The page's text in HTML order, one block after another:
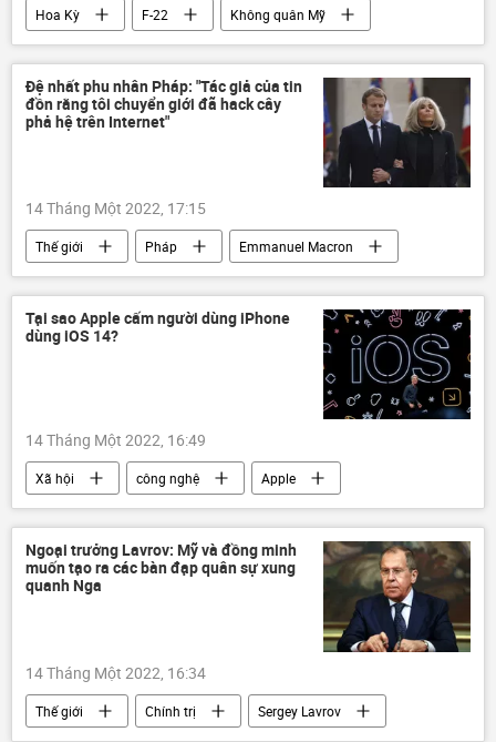
Hoa Kỳ F-22
Không quân Mỹ
quân đội Mỹ
Đệ nhất phu nhân Pháp: "Tác giả của tin
đồn rằng tôi chuyển giới đã hack cây
phả hệ trên Internet"
14 Tháng Một 2022, 17:15
Thế giới Pháp Emmanuel Macron
Tại sao Apple cấm người dùng iPhone
dùng iOS 14?
14 Tháng Một 2022, 16:49
Xã hội công nghệ
Apple
ios
Ngoại trưởng Lavrov: Mỹ và đồng minh
muốn tạo ra các bàn đạp quân sự xung
quanh Nga
14 Tháng Một 2022, 16:34
Thế giới Chính trị
Sergey Lavrov